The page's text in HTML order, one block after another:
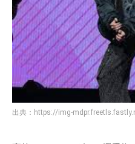
出典： https://img-